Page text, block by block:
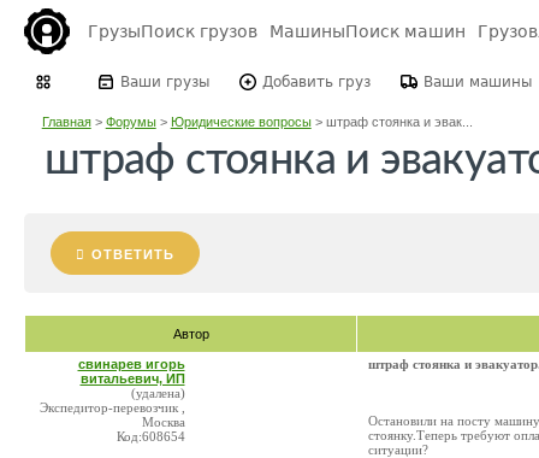
ГрузыПоиск грузов МашиныПоиск машин
Ваши грузы Добавить груз Ваши машины
Главная> Форумы> Юридические вопросы> штраф стоянка и эвак...
штраф стоянка и
ОТВЕТИТЬ
Автор
свинарев игорь
витальевич, ИП
(удалена)
Экспедитор-перевозчик ,
Москва
Код:608654
штраф стоянка и
Остановили на посту
стоянку.Теперь требуют
ситуации?